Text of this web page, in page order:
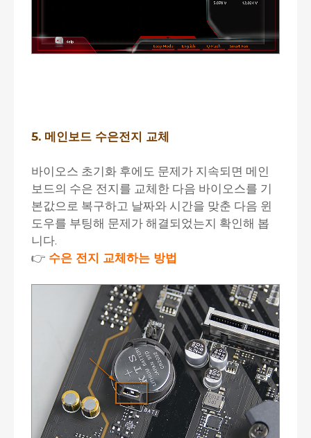
5. 메인보드 수은전지 교체
바이오스 초기화 후에도 문제가 지속되면 메인
보드의 수은 전지를 교체한 다음 바이오스를 기
본값으로 복구하고 날짜와 시간을 맞춘 다음 윈
도우를 부팅해 문제가 해결되었는지 확인해 봅
니다.
👉 수은 전지 교체하는 방법